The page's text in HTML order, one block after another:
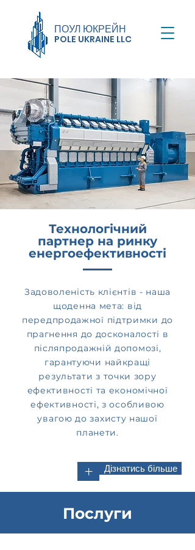
ПОУЛ ЮКРЕЙН
POLE UKRAINE LLC
Технологічний
партнер на ринку
енергоефективності
Задоволеність клієнтів - наша
щоденна мета: від
передпродажної підтримки до
прагнення до досконалості в
післяпродажній допомозі,
гарантуючи найкращі
результати з точки зору
ефективності та економічної
ефективності, з особливою
увагою до захисту нашої
планети.
+ Дізнатись більше
Послуги